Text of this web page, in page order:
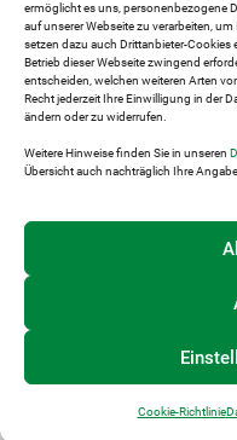
ermöglicht es uns, personenbezogene
auf unserer Webseite zu verarbeiten,
setzen dazu auch Drittanbieter-
Betrieb dieser Webseite zwingend
entscheiden, welchen weiteren Arten
Recht jederzeit Ihre Einwilligung in der
ändern oder zu widerrufen.
Weitere Hinweise finden Sie in unseren
Übersicht auch nachträglich Ihre
Cookie-Richtlinie
Sommersaison
Advent verkehren,
exklusives und
Ötscherbär und
Fokus auf
Ausflugserlebnis in
anno dazumal
Dampflok Mh.6
an ausgewählten